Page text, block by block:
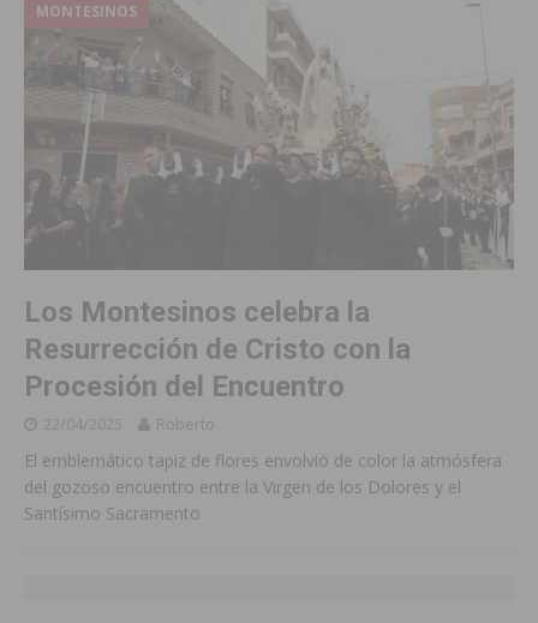
MONTESINOS
Los Montesinos celebra la
Resurrección de Cristo con la
Procesión del Encuentro
22/04/2025 Roberto
El emblemático tapiz de flores envolvió de color la atmósfera
del gozoso encuentro entre la Virgen de los Dolores y el
Santísimo Sacramento